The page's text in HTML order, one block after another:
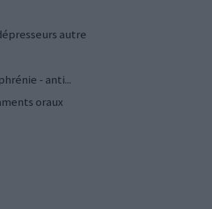
autre
- anti...
oraux